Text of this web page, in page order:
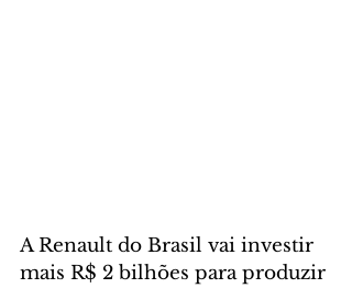
A Renault do Brasil vai investir
mais R$ 2 bilhões para produzir